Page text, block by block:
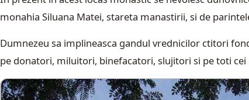
monahia Siluana Matei, stareta manastirii, si de
Dumnezeu sa implineasca gandul vrednicilor ctitori
pe donatori, miluitori, binefacatori, slujitori si pe toti cei